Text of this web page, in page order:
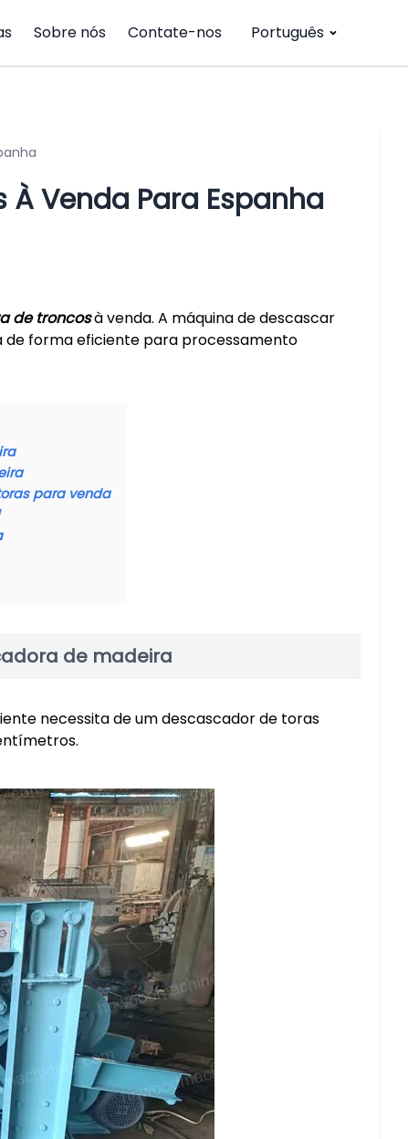
Sobre nós Contate-nos Português
Venda Para Espanha
de troncosà venda. A máquina de descascar
de forma eficiente para processamento
para venda
de madeira
necessita de um descascador de toras